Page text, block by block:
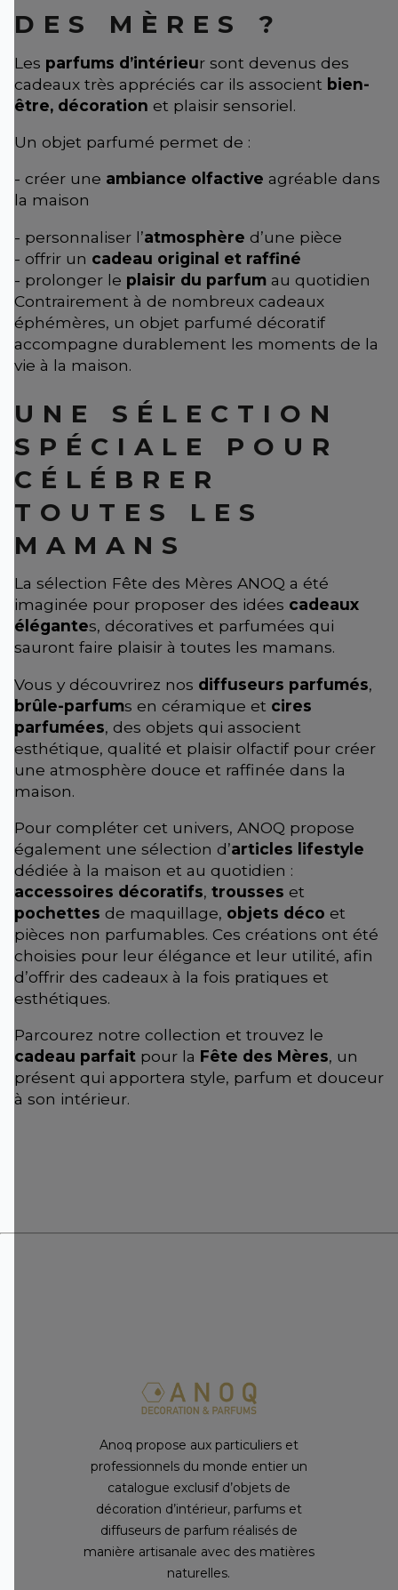
DES MÈRES ?
Les parfums d’intérieur sont devenus des
cadeaux très appréciés car ils associent bien-
être, décoration et plaisir sensoriel.
Un objet parfumé permet de :
- créer une ambiance olfactive agréable dans
la maison
- personnaliser l’atmosphère d’une pièce
- offrir un cadeau original et raffiné
- prolonger le plaisir du parfum au quotidien
Contrairement à de nombreux cadeaux
éphémères, un objet parfumé décoratif
accompagne durablement les moments de la
vie à la maison.
UNE SÉLECTION
SPÉCIALE POUR
CÉLÉBRER
TOUTES LES
MAMANS
La sélection Fête des Mères ANOQ a été
imaginée pour proposer des idées cadeaux
élégantes, décoratives et parfumées qui
sauront faire plaisir à toutes les mamans.
Vous y découvrirez nos diffuseurs parfumés,
brûle-parfums en céramique et cires
parfumées, des objets qui associent
esthétique, qualité et plaisir olfactif pour créer
une atmosphère douce et raffinée dans la
maison.
Pour compléter cet univers, ANOQ propose
également une sélection d’articles lifestyle
dédiée à la maison et au quotidien :
accessoires décoratifs, trousses et
pochettes de maquillage, objets déco et
pièces non parfumables. Ces créations ont été
choisies pour leur élégance et leur utilité, afin
d’offrir des cadeaux à la fois pratiques et
esthétiques.
Parcourez notre collection et trouvez le
cadeau parfait pour la Fête des Mères, un
présent qui apportera style, parfum et douceur
à son intérieur.
Anoq propose aux particuliers et
professionnels du monde entier un
catalogue exclusif d’objets de
décoration d’intérieur, parfums et
diffuseurs de parfum réalisés de
manière artisanale avec des matières
naturelles.